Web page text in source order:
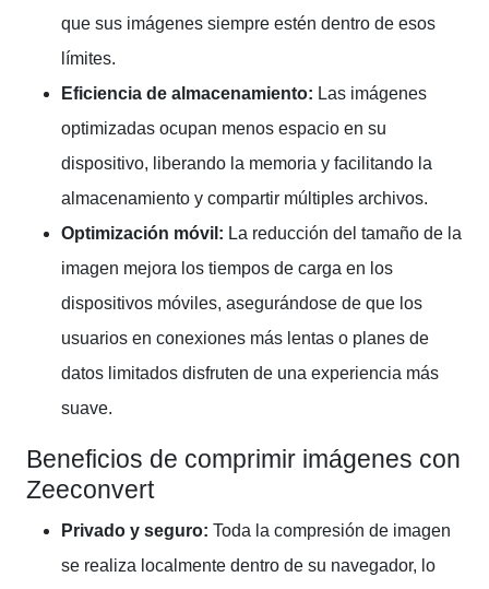
que sus imágenes siempre estén dentro de esos
límites.
Eficiencia de almacenamiento: Las imágenes
optimizadas ocupan menos espacio en su
dispositivo, liberando la memoria y facilitando la
almacenamiento y compartir múltiples archivos.
Optimización móvil: La reducción del tamaño de la
imagen mejora los tiempos de carga en los
dispositivos móviles, asegurándose de que los
usuarios en conexiones más lentas o planes de
datos limitados disfruten de una experiencia más
suave.
Beneficios de comprimir imágenes con
Zeeconvert
Privado y seguro: Toda la compresión de imagen
se realiza localmente dentro de su navegador, lo